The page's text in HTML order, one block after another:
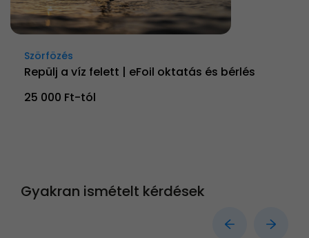
Szörfözés
Repülj a víz felett | eFoil oktatás és bérlés
25 000 Ft-tól
Gyakran ismételt kérdések